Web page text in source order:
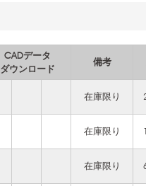
CADデータ
ダウンロード
備考
在庫限り
在庫限り
在庫限り